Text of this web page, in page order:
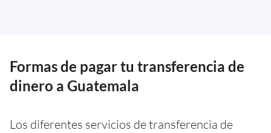
Formas de pagar tu transferencia de
dinero a Guatemala
Los diferentes servicios de transferencia de